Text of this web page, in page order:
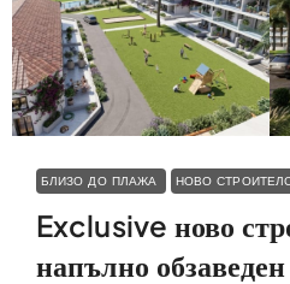
БЛИЗО ДО ПЛАЖА НОВО
Exclusive ново
напълно